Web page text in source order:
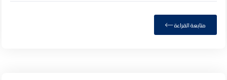
متابعة القراءة